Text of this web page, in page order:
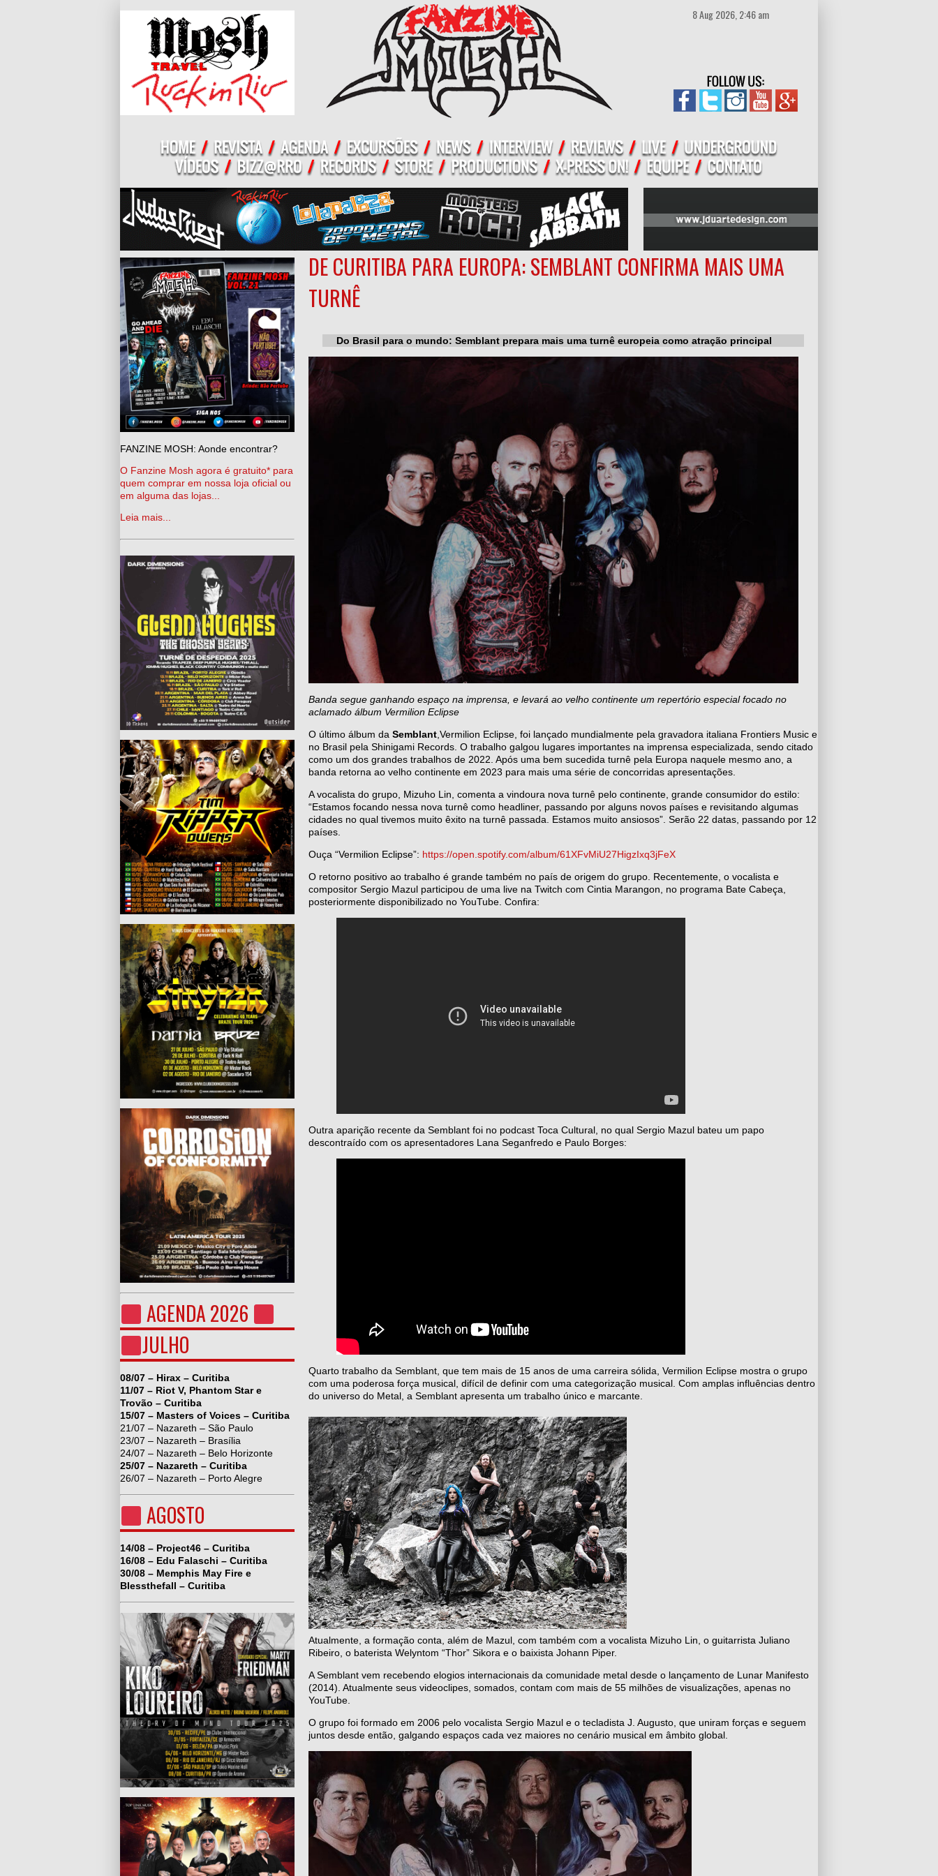
8 Aug 2026, 2:46 am
FANZINE MOSH: Aonde encontrar?
O Fanzine Mosh agora é gratuito* para
quem comprar em nossa loja oficial ou
em alguma das lojas...
Leia mais...
AGENDA 2026
JULHO
08/07 – Hirax – Curitiba
11/07 – Riot V, Phantom Star e
Trovão – Curitiba
15/07 – Masters of Voices – Curitiba
21/07 – Nazareth – São Paulo
23/07 – Nazareth – Brasília
24/07 – Nazareth – Belo Horizonte
25/07 – Nazareth – Curitiba
26/07 – Nazareth – Porto Alegre
AGOSTO
14/08 – Project46 – Curitiba
16/08 – Edu Falaschi – Curitiba
30/08 – Memphis May Fire e
Blessthefall – Curitiba
DE CURITIBA PARA EUROPA: SEMBLANT CONFIRMA MAIS UMA
TURNÊ
Do Brasil para o mundo: Semblant prepara mais uma turnê europeia como atração principal
Banda segue ganhando espaço na imprensa, e levará ao velho continente um repertório especial focado no
aclamado álbum Vermilion Eclipse
O último álbum da Semblant ,Vermilion Eclipse, foi lançado mundialmente pela gravadora italiana Frontiers Music e
no Brasil pela Shinigami Records. O trabalho galgou lugares importantes na imprensa especializada, sendo citado
como um dos grandes trabalhos de 2022. Após uma bem sucedida turnê pela Europa naquele mesmo ano, a
banda retorna ao velho continente em 2023 para mais uma série de concorridas apresentações.
A vocalista do grupo, Mizuho Lin, comenta a vindoura nova turnê pelo continente, grande consumidor do estilo:
“Estamos focando nessa nova turnê como headliner, passando por alguns novos países e revisitando algumas
cidades no qual tivemos muito êxito na turnê passada. Estamos muito ansiosos”. Serão 22 datas, passando por 12
países.
Ouça “Vermilion Eclipse”: https://open.spotify.com/album/61XFvMiU27HigzIxq3jFeX
O retorno positivo ao trabalho é grande também no país de origem do grupo. Recentemente, o vocalista e
compositor Sergio Mazul participou de uma live na Twitch com Cintia Marangon, no programa Bate Cabeça,
posteriormente disponibilizado no YouTube. Confira:
Outra aparição recente da Semblant foi no podcast Toca Cultural, no qual Sergio Mazul bateu um papo
descontraído com os apresentadores Lana Seganfredo e Paulo Borges:
Quarto trabalho da Semblant, que tem mais de 15 anos de uma carreira sólida, Vermilion Eclipse mostra o grupo
com uma poderosa força musical, difícil de definir com uma categorização musical. Com amplas influências dentro
do universo do Metal, a Semblant apresenta um trabalho único e marcante.
Atualmente, a formação conta, além de Mazul, com também com a vocalista Mizuho Lin, o guitarrista Juliano
Ribeiro, o baterista Welyntom “Thor” Sikora e o baixista Johann Piper.
A Semblant vem recebendo elogios internacionais da comunidade metal desde o lançamento de Lunar Manifesto
(2014). Atualmente seus videoclipes, somados, contam com mais de 55 milhões de visualizações, apenas no
YouTube.
O grupo foi formado em 2006 pelo vocalista Sergio Mazul e o tecladista J. Augusto, que uniram forças e seguem
juntos desde então, galgando espaços cada vez maiores no cenário musical em âmbito global.